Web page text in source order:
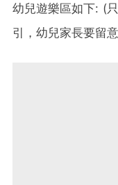
幼兒遊樂區如下: (
引，幼兒家長要留